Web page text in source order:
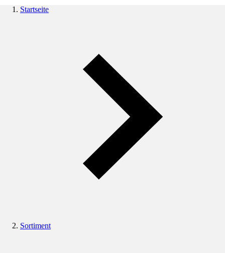
Startseite
Sortiment